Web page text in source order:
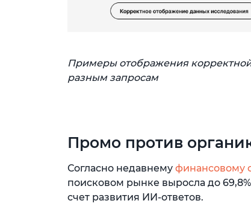
Примеры отображения
разным запросам
Промо против
Согласно недавнему финансовому
поисковом рынке выросла до
счет развития ИИ-ответов.